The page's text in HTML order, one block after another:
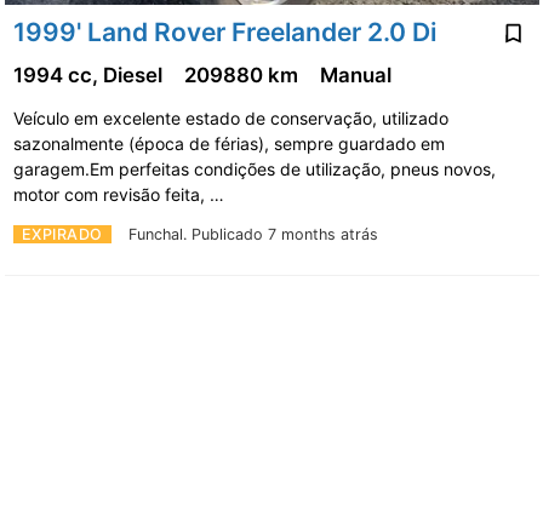
1999' Land Rover Freelander 2.0 Di
EXPIRADO Funchal. Publicado 7 months atrás
1994 cc, Diesel 209880 km Manual
Veículo em excelente estado de conservação, utilizado
sazonalmente (época de férias), sempre guardado em
garagem.Em perfeitas condições de utilização, pneus novos,
motor com revisão feita, …